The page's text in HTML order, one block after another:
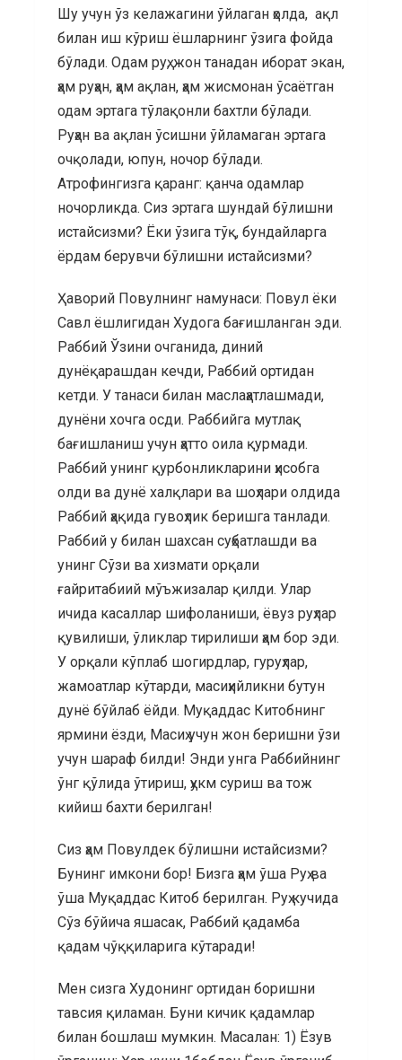
Шу учун ўз келажагини ўйлаган ҳолда, ақл
билан иш кўриш ёшларнинг ўзига фойда
бўлади. Одам руҳ, жон танадан иборат экан,
ҳам руҳан, ҳам ақлан, ҳам жисмонан ўсаётган
одам эртага тўлақонли бахтли бўлади.
Руҳан ва ақлан ўсишни ўйламаган эртага
очқолади, юпун, ночор бўлади.
Атрофингизга қаранг: қанча одамлар
ночорликда. Сиз эртага шундай бўлишни
истайсизми? Ёки ўзига тўқ, бундайларга
ёрдам берувчи бўлишни истайсизми?
Ҳаворий Повулнинг намунаси: Повул ёки
Савл ёшлигидан Худога бағишланган эди.
Раббий Ўзини очганида, диний
дунёқарашдан кечди, Раббий ортидан
кетди. У танаси билан маслаҳатлашмади,
дунёни хочга осди. Раббийга мутлақ
бағишланиш учун ҳатто оила қурмади.
Раббий унинг қурбонликларини ҳисобга
олди ва дунё халқлари ва шоҳлари олдида
Раббий ҳақида гувоҳлик беришга танлади.
Раббий у билан шахсан суҳбатлашди ва
унинг Сўзи ва хизмати орқали
ғайритабиий мўъжизалар қилди. Улар
ичида касаллар шифоланиши, ёвуз руҳлар
қувилиши, ўликлар тирилиши ҳам бор эди.
У орқали кўплаб шогирдлар, гуруҳлар,
жамоатлар кўтарди, масиҳийликни бутун
дунё бўйлаб ёйди. Муқаддас Китобнинг
ярмини ёзди, Масиҳ учун жон беришни ўзи
учун шараф билди! Энди унга Раббийнинг
ўнг қўлида ўтириш, ҳукм суриш ва тож
кийиш бахти берилган!
Сиз ҳам Повулдек бўлишни истайсизми?
Бунинг имкони бор! Бизга ҳам ўша Руҳ ва
ўша Муқаддас Китоб берилган. Руҳ кучида
Сўз бўйича яшасак, Раббий қадамба
қадам чўққиларига кўтаради!
Мен сизга Худонинг ортидан боришни
тавсия қиламан. Буни кичик қадамлар
билан бошлаш мумкин. Масалан: 1) Ёзув